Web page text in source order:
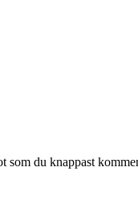
som du knappast